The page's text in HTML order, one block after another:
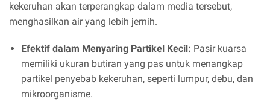
kekeruhan akan terperangkap dalam media tersebut,
menghasilkan air yang lebih jernih.
Efektif dalam Menyaring Partikel Kecil: Pasir kuarsa
memiliki ukuran butiran yang pas untuk menangkap
partikel penyebab kekeruhan, seperti lumpur, debu, dan
mikroorganisme.